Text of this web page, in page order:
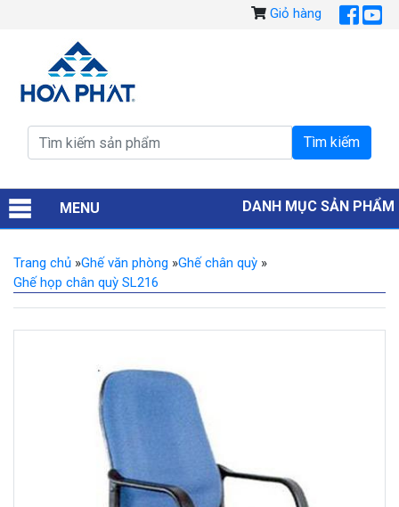
Giỏ hàng
MENU DANH MỤC SẢN PHẨM
Trang chủ »Ghế văn phòng »Ghế chân quỳ »
Ghế họp chân quỳ SL216